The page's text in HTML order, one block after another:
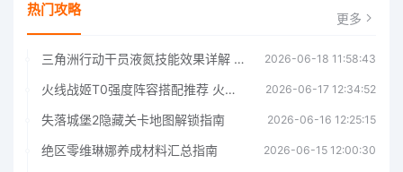
热门攻略 更多
三角洲行动干员液氮技能效果详解 三角洲行动干员液氮技能介绍 2026-06-18 11:58:43
火线战姬T0强度阵容搭配推荐 火线战姬T0强度阵容哪个好 2026-06-17 12:34:52
失落城堡2隐藏关卡地图解锁指南 2026-06-16 12:25:15
绝区零维琳娜养成材料汇总指南 2026-06-15 12:00:30